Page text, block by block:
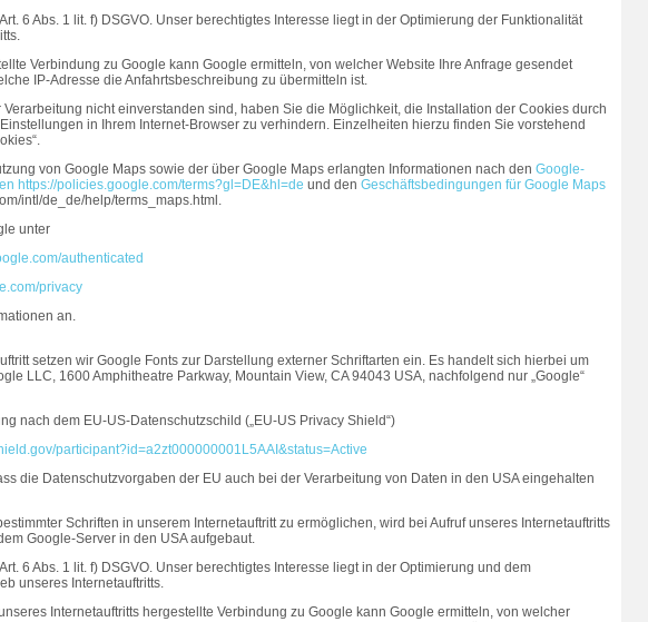
6 Abs. 1 lit. f) DSGVO. Unser berechtigtes Interesse liegt in der Optimierung der Funktionalität
Verbindung zu Google kann Google ermitteln, von welcher Website Ihre Anfrage gesendet
IP-Adresse die Anfahrtsbeschreibung zu übermitteln ist.
Verarbeitung nicht einverstanden sind, haben Sie die Möglichkeit, die Installation der Cookies durch
in Ihrem Internet-Browser zu verhindern. Einzelheiten hierzu finden Sie vorstehend
von Google Maps sowie der über Google Maps erlangten Informationen nach den Google-
https://policies.google.com/terms?gl=DE&hl=de und den Geschäftsbedingungen für Google Maps
intl/de_de/help/terms_maps.html.
unter
authenticated
privacy
an.
setzen wir Google Fonts zur Darstellung externer Schriftarten ein. Es handelt sich hierbei um
LLC, 1600 Amphitheatre Parkway, Mountain View, CA 94043 USA, nachfolgend nur „Google“
nach dem EU-US-Datenschutzschild („EU-US Privacy Shield“)
participant?id=a2zt000000001L5AAI&status=Active
die Datenschutzvorgaben der EU auch bei der Verarbeitung von Daten in den USA eingehalten
Schriften in unserem Internetauftritt zu ermöglichen, wird bei Aufruf unseres Internetauftritts
Google-Server in den USA aufgebaut.
6 Abs. 1 lit. f) DSGVO. Unser berechtigtes Interesse liegt in der Optimierung und dem
unseres Internetauftritts.
Internetauftritts hergestellte Verbindung zu Google kann Google ermitteln, von welcher